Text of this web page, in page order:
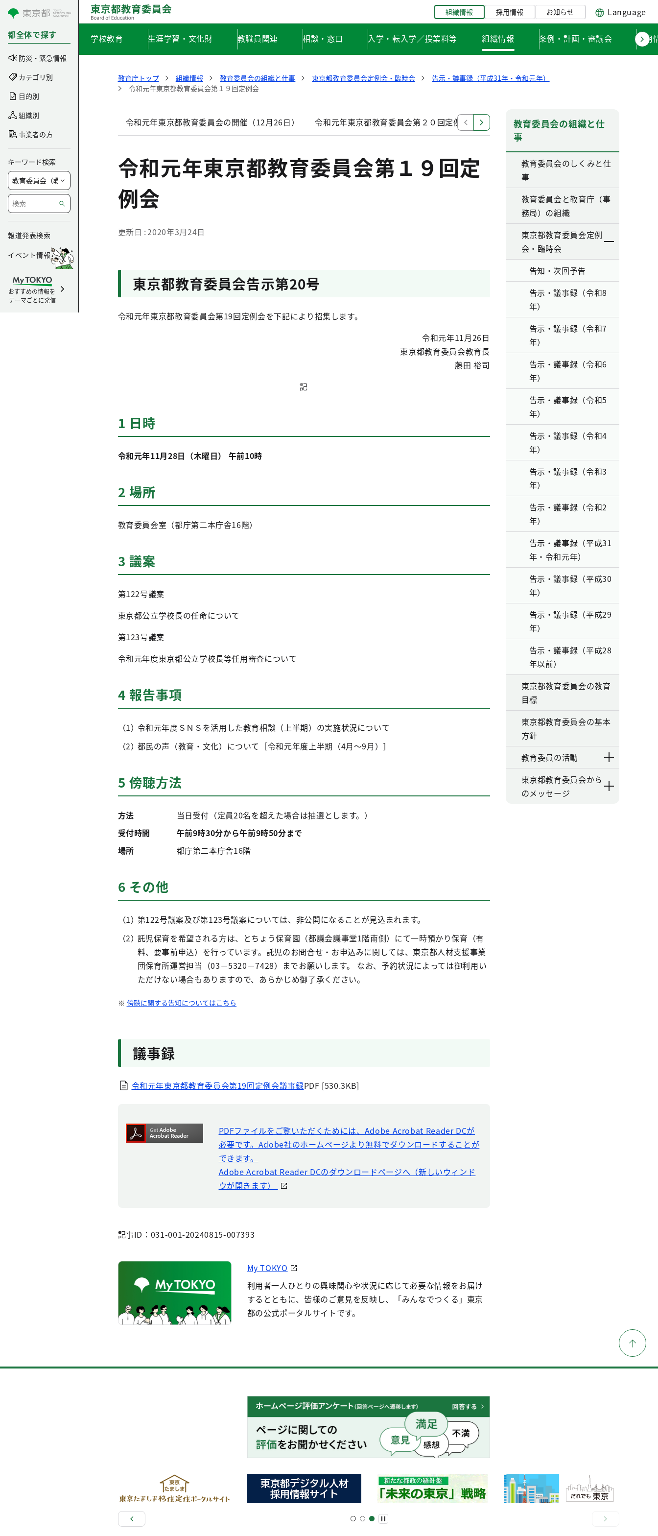
コンテンツにスキップ
都全体で探す
防災・緊急情報
カテゴリ別
目的別
組織別
事業者の方
キーワード検索
報道発表検索
イベント情報
おすすめの情報を
テーマごとに発信
組織情報 採用情報 お知らせ Language
学校教育 生涯学習・文化財 教職員関連 相談・窓口 入学・転入学／授業料等 組織情報 条例・計画・審議会 採用
教育庁トップ 組織情報 教育委員会の組織と仕事 東京都教育委員会定例会・臨時会
告示・議事録（平成31年・令和元年）
令和元年東京都教育委員会第１９回定例会
令和元年東京都教育委員会の開催（12月26日） 令和元年東京都教育委員会第２０回定例会 令和元年東京都教育委員会第１９回定例会
令和元年東京都教育委員会第１９回定
例会
更新日 2020年3月24日
東京都教育委員会告示第20号
令和元年東京都教育委員会第19回定例会を下記により招集します。
令和元年11月26日
東京都教育委員会教育長
藤田 裕司
記
1 日時
令和元年11月28日（木曜日） 午前10時
2 場所
教育委員会室（都庁第二本庁舎16階）
3 議案
第122号議案
東京都公立学校長の任命について
第123号議案
令和元年度東京都公立学校長等任用審査について
4 報告事項
令和元年度ＳＮＳを活用した教育相談（上半期）の実施状況について
都民の声（教育・文化）について［令和元年度上半期（4月～9月）］
5 傍聴方法
方法
当日受付（定員20名を超えた場合は抽選とします。）
受付時間
午前9時30分から午前9時50分まで
場所
都庁第二本庁舎16階
6 その他
第122号議案及び第123号議案については、非公開になることが見込まれます。
託児保育を希望される方は、とちょう保育園（都議会議事堂1階南側）にて一時預かり保育（有
料、要事前申込）を行っています。託児のお問合せ・お申込みに関しては、東京都人材支援事業
団保育所運営担当（03－5320－7428）までお願いします。 なお、予約状況によっては御利用い
ただけない場合もありますので、あらかじめ御了承ください。
傍聴に関する告知についてはこちら
議事録
令和元年東京都教育委員会第19回定例会議事録PDF [530.3KB]
PDFファイルをご覧いただくためには、Adobe Acrobat Reader DCが
必要です。Adobe社のホームページより無料でダウンロードすることが
できます。
Adobe Acrobat Reader DCのダウンロードページへ（新しいウィンド
ウが開きます）
記事ID：031-001-20240815-007393
My TOKYO
利用者一人ひとりの興味関心や状況に応じて必要な情報をお届け
するとともに、皆様のご意見を反映し、「みんなでつくる」東京
都の公式ポータルサイトです。
教育委員会の組織と仕
事
教育委員会のしくみと仕
事
教育委員会と教育庁（事
務局）の組織
東京都教育委員会定例
会・臨時会
告知・次回予告
告示・議事録（令和8
年）
告示・議事録（令和7
年）
告示・議事録（令和6
年）
告示・議事録（令和5
年）
告示・議事録（令和4
年）
告示・議事録（令和3
年）
告示・議事録（令和2
年）
告示・議事録（平成31
年・令和元年）
告示・議事録（平成30
年）
告示・議事録（平成29
年）
告示・議事録（平成28
年以前）
東京都教育委員会の教育
目標
東京都教育委員会の基本
方針
教育委員の活動
東京都教育委員会から
のメッセージ